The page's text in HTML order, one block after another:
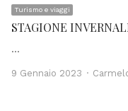
Turismo e viaggi
STAGIONE
…
9 Gennaio 2023 Author